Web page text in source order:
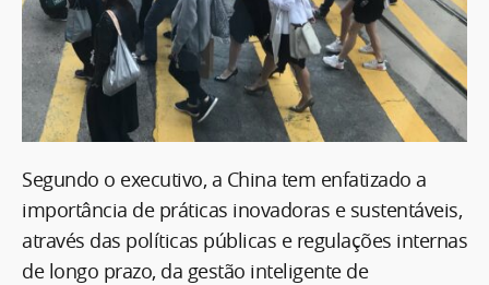
Segundo o executivo, a China tem enfatizado a
importância de práticas inovadoras e sustentáveis,
através das políticas públicas e regulações internas
de longo prazo, da gestão inteligente de